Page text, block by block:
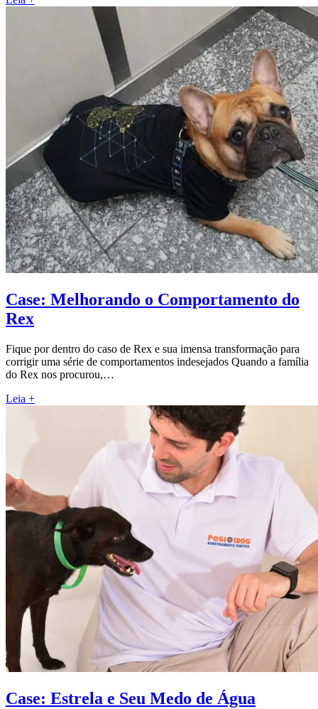
Case: Melhorando o Comportamento do
Rex
Fique por dentro do caso de Rex e sua imensa transformação para
corrigir uma série de comportamentos indesejados Quando a família
do Rex nos procurou,…
Leia +
Case: Estrela e Seu Medo de Água